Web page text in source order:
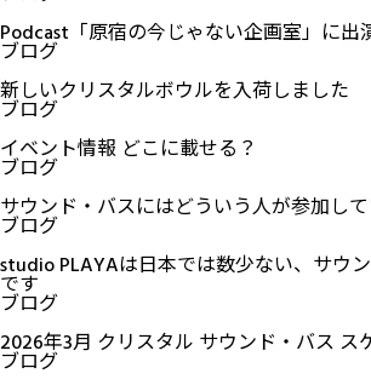
Podcast「原宿の今じゃない企画室」に出
ブログ
新しいクリスタルボウルを入荷しました
ブログ
イベント情報 どこに載せる？
ブログ
サウンド・バスにはどういう人が参加し
ブログ
studio PLAYAは日本では数少ない、サウ
です
ブログ
2026年3月 クリスタル サウンド・バス ス
ブログ